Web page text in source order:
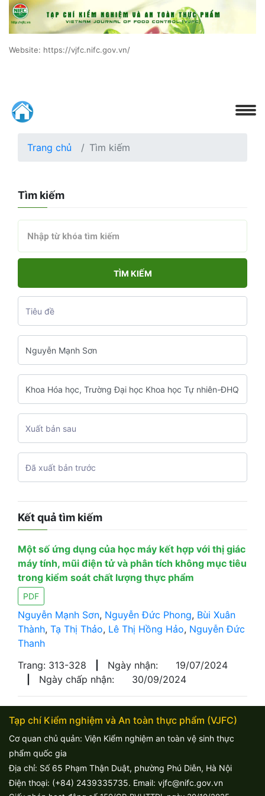
Website: https://vjfc.nifc.gov.vn/
Trang chủ Tìm kiếm
Tìm kiếm
TÌM KIẾM
Kết quả tìm kiếm
Một số ứng dụng của học máy kết hợp với thị giác
máy tính, mũi điện tử và phân tích không mục tiêu
trong kiểm soát chất lượng thực phẩm
PDF
Nguyễn Mạnh Sơn, Nguyễn Đức Phong, Bùi Xuân
Thành, Tạ Thị Thảo, Lê Thị Hồng Hảo, Nguyễn Đức
Thanh
Trang: 313-328
Ngày nhận:
19/07/2024
Ngày chấp nhận: 30/09/2024
Tạp chí Kiểm nghiệm và An toàn thực phẩm (VJFC)
Cơ quan chủ quản: Viện Kiểm nghiệm an toàn vệ sinh thực
phẩm quốc gia
Địa chỉ: Số 65 Phạm Thận Duật, phường Phú Diễn, Hà Nội
Điện thoại: (+84) 2439335735. Email: vjfc@nifc.gov.vn